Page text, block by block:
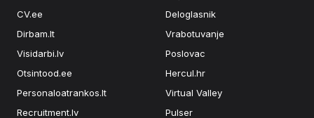
CV.ee
Dirbam.It
Visidarbi.lv
Otsintood.ee
Personaloatrankos.lt
Recruitment.lv
Deloglasnik
Vrabotuvanje
Poslovac
Hercul.hr
Virtual Valley
Pulser